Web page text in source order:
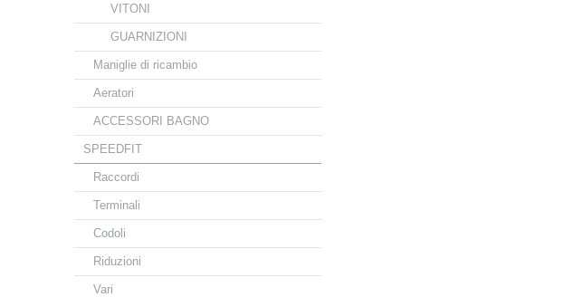
VITONI
GUARNIZIONI
Maniglie di ricambio
Aeratori
ACCESSORI BAGNO
SPEEDFIT
Raccordi
Terminali
Codoli
Riduzioni
Vari